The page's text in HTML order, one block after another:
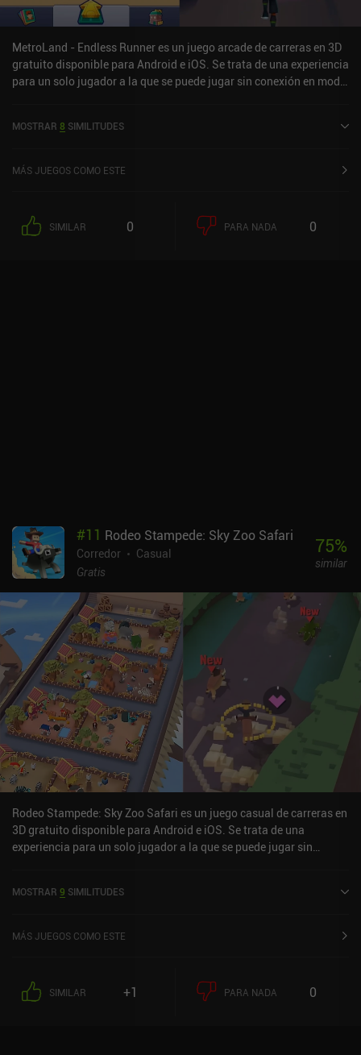
de los más atractivos. Así que dale una oportunidad, si te gustan
los corredores rápidos basados en la reacción.
MetroLand - Endless Runner es un juego arcade de carreras en 3D
gratuito disponible para Android e iOS. Se trata de una experiencia
para un solo jugador a la que se puede jugar sin conexión en modo
Play y de 4,8 sobre 5,0 en la App Store de iOS.
MOSTRAR 8 SIMILITUDES
MÁS JUEGOS COMO ESTE
SIMILAR 0 PARA NADA 0
#11 Rodeo Stampede: Sky Zoo Safari
Corredor
Casual
Gratis
75%
similar
Rodeo Stampede: Sky Zoo Safari es un juego casual de carreras en
3D gratuito disponible para Android e iOS. Se trata de una
experiencia para un solo jugador a la que se puede jugar sin
sobre 5,0 en Google Play y de 4,7 sobre 5,0 en la App Store de iOS.
MOSTRAR 9 SIMILITUDES
MÁS JUEGOS COMO ESTE
SIMILAR +1 PARA NADA 0